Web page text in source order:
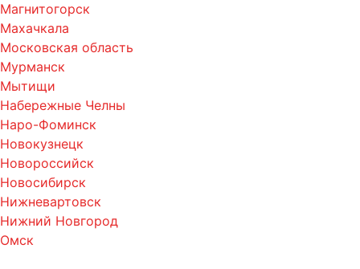
Магнитогорск
Махачкала
Московская область
Мурманск
Мытищи
Набережные Челны
Наро-Фоминск
Новокузнецк
Новороссийск
Новосибирск
Нижневартовск
Нижний Новгород
Омск